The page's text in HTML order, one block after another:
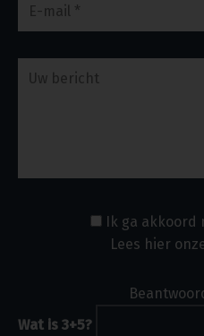
Ik ga
Lees hier
Wat is 3+5?